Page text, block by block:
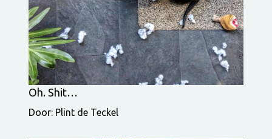
Oh. Shit…
Door: Plint de Teckel